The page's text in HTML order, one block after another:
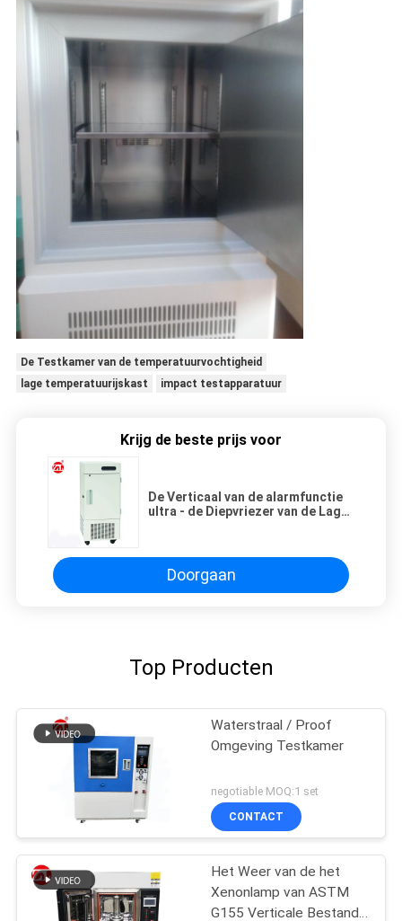
De Testkamer van de temperatuurvochtigheid
lage temperatuurijskast
impact testapparatuur
Krijg de beste prijs voor
De Verticaal van de alarmfunctie
ultra - de Diepvriezer van de Lage
Doorgaan
Top Producten
Waterstraal / Proof
Omgeving Testkamer
negotiable MOQ:1 set
CONTACT
Het Weer van de het
Xenonlamp van ASTM
G155 Verticale Bestand